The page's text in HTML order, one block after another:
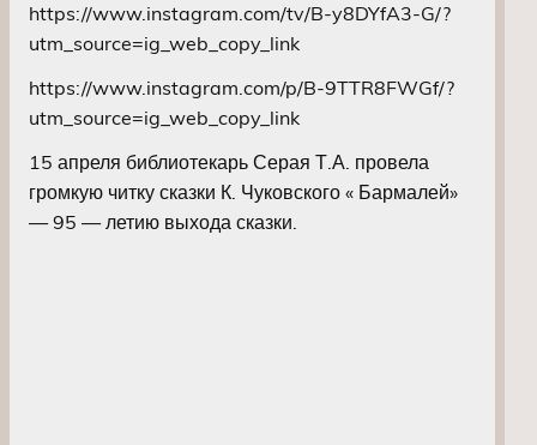
https://www.instagram.com/tv/B-y8DYfA3-G/?
utm_source=ig_web_copy_link
https://www.instagram.com/p/B-9TTR8FWGf/?
utm_source=ig_web_copy_link
15 апреля библиотекарь Серая Т.А. провела
громкую читку сказки К. Чуковского « Бармалей»
— 95 — летию выхода сказки.